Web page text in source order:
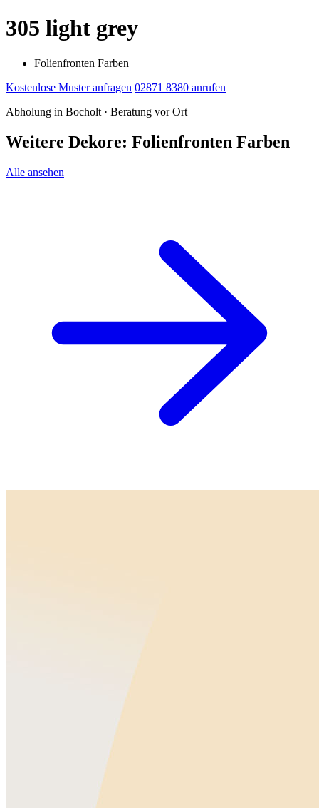
305 light grey
Folienfronten Farben
Kostenlose Muster anfragen 02871 8380 anrufen
Abholung in Bocholt · Beratung vor Ort
Weitere Dekore: Folienfronten Farben
Alle ansehen